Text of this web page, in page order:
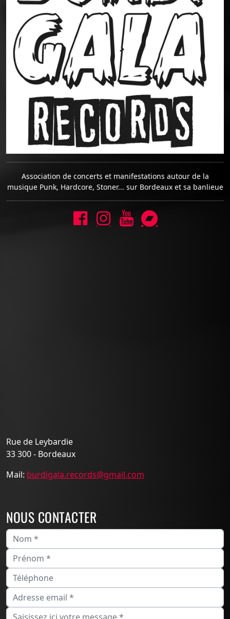
Association de concerts et manifestations autour de la
musique Punk, Hardcore, Stoner... sur Bordeaux et sa banlieue
Rue de Leybardie
33 300 - Bordeaux
Mail: burdigala.records@gmail.com
NOUS CONTACTER